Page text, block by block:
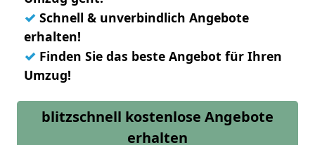
✓ Schnell & unverbindlich Angebote
erhalten!
✓ Finden Sie das beste Angebot für Ihren
Umzug!
blitzschnell kostenlose Angebote
erhalten